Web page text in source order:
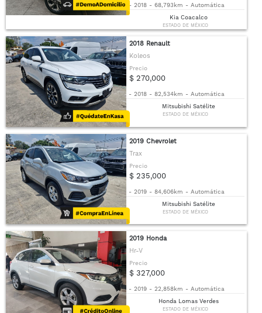
- 2018 - 68,793km - Automática
Kia Coacalco
ESTADO DE MÉXICO
2018 Renault
Koleos
Precio
$ 270,000
- 2018 - 82,534km - Automática
Mitsubishi Satélite
ESTADO DE MÉXICO
2019 Chevrolet
Trax
Precio
$ 235,000
- 2019 - 84,606km - Automática
Mitsubishi Satélite
ESTADO DE MÉXICO
2019 Honda
Hr-V
Precio
$ 327,000
- 2019 - 22,858km - Automática
Honda Lomas Verdes
ESTADO DE MÉXICO